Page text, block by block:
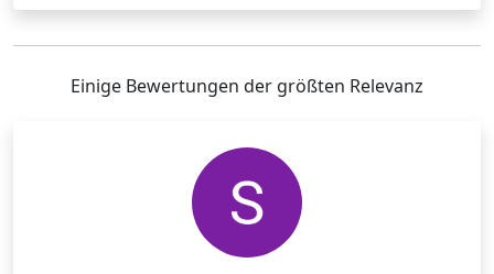
Einige Bewertungen der größten Relevanz